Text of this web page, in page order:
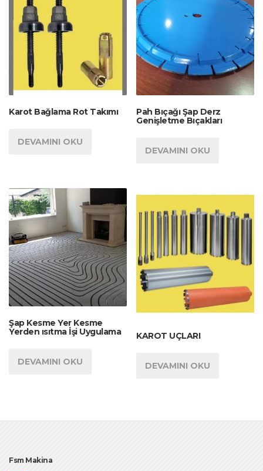
Karot Bağlama Rot Takımı
DEVAMINI OKU
Pah Bıçağı Şap Derz
Genişletme Bıçakları
DEVAMINI OKU
Şap Kesme Yer Kesme
Yerden ısıtma İşi Uygulama
DEVAMINI OKU
KAROT UÇLARI
DEVAMINI OKU
Fsm Makina